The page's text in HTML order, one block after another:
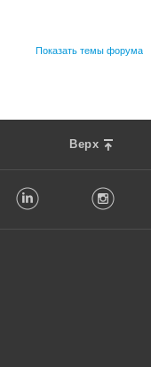
Показать темы форума
Верх
LinkedIn